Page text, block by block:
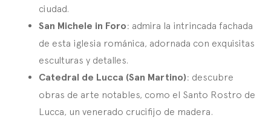
ciudad.
San Michele in Foro: admira la intrincada fachada
de esta iglesia románica, adornada con exquisitas
esculturas y detalles.
Catedral de Lucca (San Martino): descubre
obras de arte notables, como el Santo Rostro de
Lucca, un venerado crucifijo de madera.